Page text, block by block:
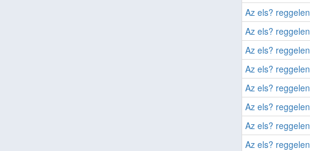
Az els? reggelen
Az els? reggelen
Az els? reggelen
Az els? reggelen
Az els? reggelen
Az els? reggelen
Az els? reggelen
Az els? reggelen